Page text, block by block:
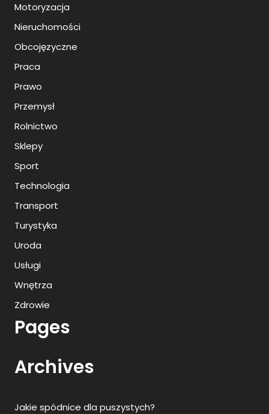
Motoryzacja
Nieruchomości
Obcojęzyczne
Praca
Prawo
Przemysł
Rolnictwo
Sklepy
Sport
Technologia
Transport
Turystyka
Uroda
Usługi
Wnętrza
Zdrowie
Pages
Archives
Jakie spódnice dla puszystych?